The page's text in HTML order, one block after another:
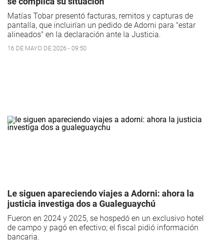
Matías Tobar presentó facturas, remitos y capturas de
pantalla, que incluirían un pedido de Adorni para "estar
alineados" en la declaración ante la Justicia.
16 DE MAYO DE 2026 - 09:50
Le siguen apareciendo viajes a Adorni: ahora la
justicia investiga dos a Gualeguaychú
Fueron en 2024 y 2025, se hospedó en un exclusivo hotel
de campo y pagó en efectivo; el fiscal pidió información
bancaria.